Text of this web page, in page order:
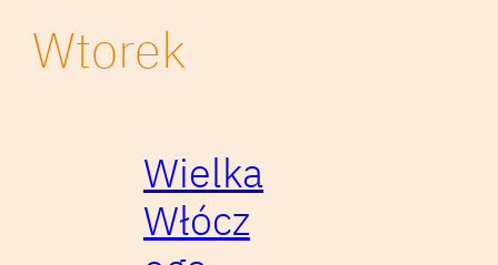
Wtorek
Wielka
Włócz